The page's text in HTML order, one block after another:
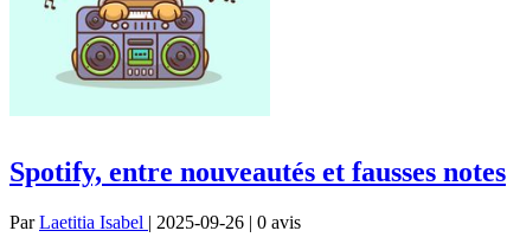
Spotify, entre nouveautés et fausses notes
ParLaetitia Isabel | 2025-09-26 | 0 avis